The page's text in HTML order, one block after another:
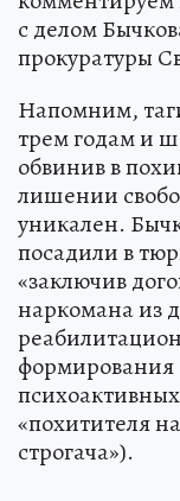
с делом
прокуратуры
Напомним,
трем годам и
обвинив в
лишении
уникален.
посадили в
«заключив
наркомана из
формирования
«похитителя
строгача»).